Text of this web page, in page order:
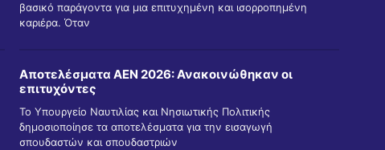
βασικό παράγοντα για μια επιτυχημένη και ισορροπημένη
καριέρα. Όταν
Αποτελέσματα ΑΕΝ 2026: Ανακοινώθηκαν οι
επιτυχόντες
Το Υπουργείο Ναυτιλίας και Νησιωτικής Πολιτικής
δημοσιοποίησε τα αποτελέσματα για την εισαγωγή
σπουδαστών και σπουδαστριών